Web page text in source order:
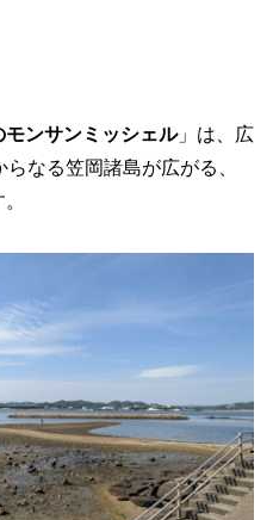
モンサンミッシェル」は、広
なる笠岡諸島が広がる、